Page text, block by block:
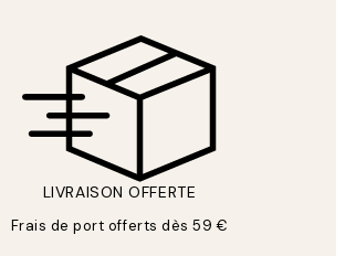
LIVRAISON OFFERTE
Frais de port offerts dès 59 €